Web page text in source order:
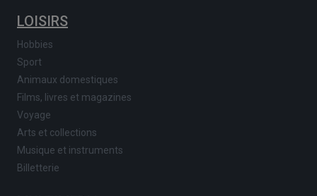
LOISIRS
Hobbies
Sport
Animaux domestiques
Films, livres et magazines
Voyage
Arts et collections
Musique et instruments
Billetterie